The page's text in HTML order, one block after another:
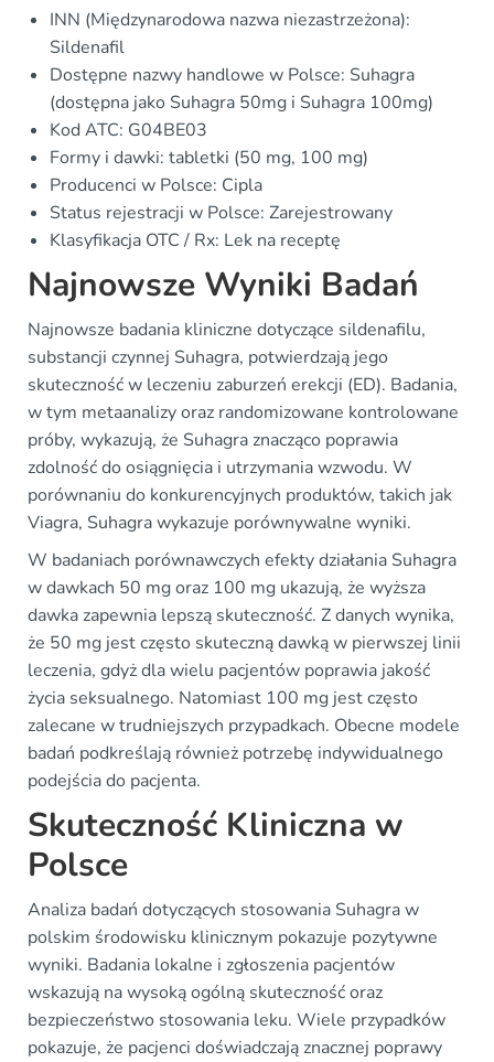
INN (Międzynarodowa nazwa niezastrzeżona):
Sildenafil
Dostępne nazwy handlowe w Polsce: Suhagra
(dostępna jako Suhagra 50mg i Suhagra 100mg)
Kod ATC: G04BE03
Formy i dawki: tabletki (50 mg, 100 mg)
Producenci w Polsce: Cipla
Status rejestracji w Polsce: Zarejestrowany
Klasyfikacja OTC / Rx: Lek na receptę
Najnowsze Wyniki Badań
Najnowsze badania kliniczne dotyczące sildenafilu,
substancji czynnej Suhagra, potwierdzają jego
skuteczność w leczeniu zaburzeń erekcji (ED). Badania,
w tym metaanalizy oraz randomizowane kontrolowane
próby, wykazują, że Suhagra znacząco poprawia
zdolność do osiągnięcia i utrzymania wzwodu. W
porównaniu do konkurencyjnych produktów, takich jak
Viagra, Suhagra wykazuje porównywalne wyniki.
W badaniach porównawczych efekty działania Suhagra
w dawkach 50 mg oraz 100 mg ukazują, że wyższa
dawka zapewnia lepszą skuteczność. Z danych wynika,
że 50 mg jest często skuteczną dawką w pierwszej linii
leczenia, gdyż dla wielu pacjentów poprawia jakość
życia seksualnego. Natomiast 100 mg jest często
zalecane w trudniejszych przypadkach. Obecne modele
badań podkreślają również potrzebę indywidualnego
podejścia do pacjenta.
Skuteczność Kliniczna w
Polsce
Analiza badań dotyczących stosowania Suhagra w
polskim środowisku klinicznym pokazuje pozytywne
wyniki. Badania lokalne i zgłoszenia pacjentów
wskazują na wysoką ogólną skuteczność oraz
bezpieczeństwo stosowania leku. Wiele przypadków
pokazuje, że pacjenci doświadczają znacznej poprawy